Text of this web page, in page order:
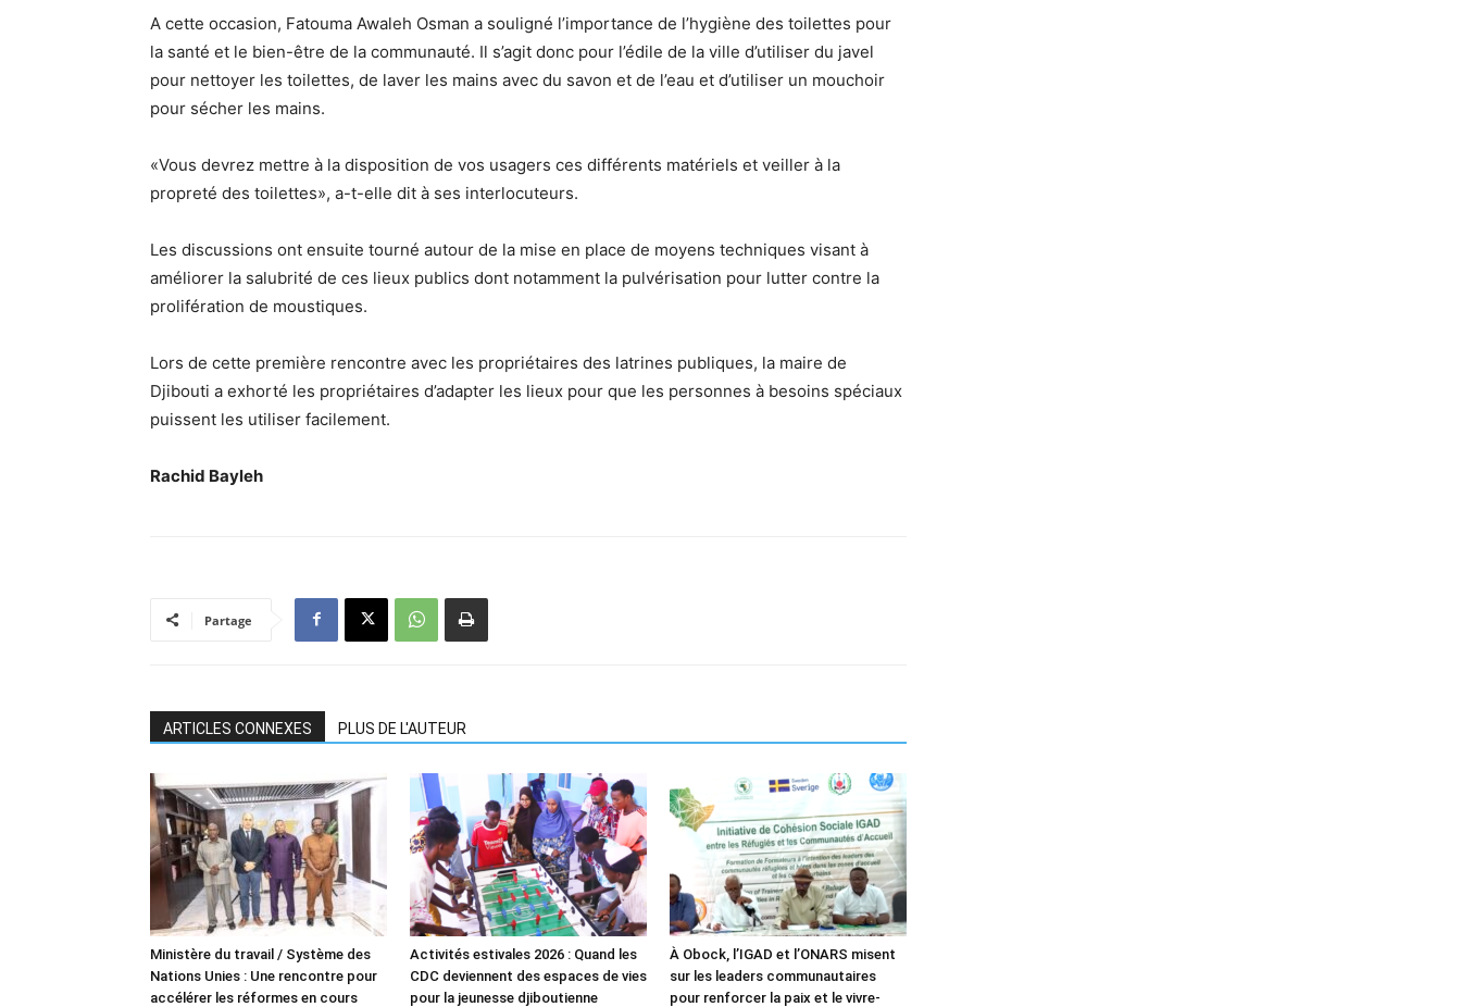
A cette occasion, Fatouma Awaleh Osman a souligné l’importance de l’hygiène des toilettes pour
la santé et le bien-être de la communauté. Il s’agit donc pour l’édile de la ville d’utiliser du javel
pour nettoyer les toilettes, de laver les mains avec du savon et de l’eau et d’utiliser un mouchoir
pour sécher les mains.
«Vous devrez mettre à la disposition de vos usagers ces différents matériels et veiller à la
propreté des toilettes», a-t-elle dit à ses interlocuteurs.
Les discussions ont ensuite tourné autour de la mise en place de moyens techniques visant à
améliorer la salubrité de ces lieux publics dont notamment la pulvérisation pour lutter contre la
prolifération de moustiques.
Lors de cette première rencontre avec les propriétaires des latrines publiques, la maire de
Djibouti a exhorté les propriétaires d’adapter les lieux pour que les personnes à besoins spéciaux
puissent les utiliser facilement.
Rachid Bayleh
Partage
ARTICLES CONNEXES PLUS DE L'AUTEUR
Ministère du travail / Système des
Nations Unies : Une rencontre pour
accélérer les réformes en cours
Activités estivales 2026 : Quand les
CDC deviennent des espaces de vies
pour la jeunesse djiboutienne
À Obock, l’IGAD et l’ONARS misent
sur les leaders communautaires
pour renforcer la paix et le vivre-